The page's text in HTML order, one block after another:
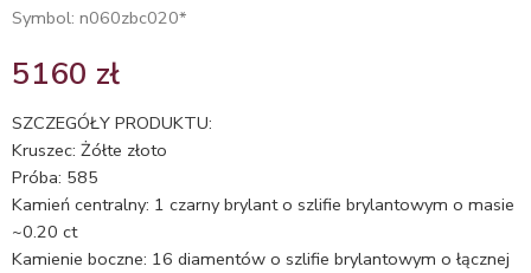
Symbol: n060zbc020*
5160 zł
SZCZEGÓŁY PRODUKTU:
Kruszec: Żółte złoto
Próba: 585
Kamień centralny: 1 czarny brylant o szlifie brylantowym o masie
~0.20 ct
Kamienie boczne: 16 diamentów o szlifie brylantowym o łącznej